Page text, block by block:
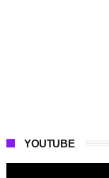
YOUTUBE